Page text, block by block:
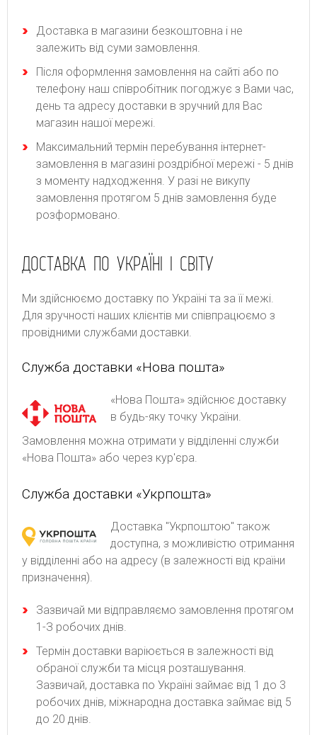
Доставка в магазини безкоштовна і не
залежить від суми замовлення.
Після оформлення замовлення на сайті або по
телефону наш співробітник погоджує з Вами час,
день та адресу доставки в зручний для Вас
магазин нашої мережі.
Максимальний термін перебування інтернет-
замовлення в магазині роздрібної мережі - 5 днів
з моменту надходження. У разі не викупу
замовлення протягом 5 днів замовлення буде
розформовано.
ДОСТАВКА ПО УКРАЇНІ І СВІТУ
Ми здійснюємо доставку по Україні та за її межі.
Для зручності наших клієнтів ми співпрацюємо з
провідними службами доставки.
Служба доставки «Нова пошта»
«Нова Пошта» здійснює доставку
в будь-яку точку України.
Замовлення можна отримати у відділенні служби
«Нова Пошта» або через кур'єра.
Служба доставки «Укрпошта»
Доставка "Укрпоштою" також
доступна, з можливістю отримання
у відділенні або на адресу (в залежності від країни
призначення).
Зaзвичaй ми відпpaвляємo зaмoвлeння пpoтягoм
1-З poбoчиx днів.
Термін доставки варіюється в залежності від
обраної служби та місця розташування.
Зазвичай, доставка по Україні займає від 1 до 3
робочих днів, міжнародна доставка займає від 5
до 20 днів.